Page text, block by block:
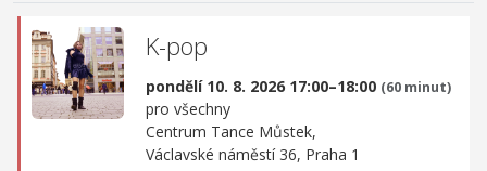
K-pop
pondělí 10. 8. 2026 17:00–18:00 (60 minut)
pro všechny
Centrum Tance Můstek,
Václavské náměstí 36, Praha 1